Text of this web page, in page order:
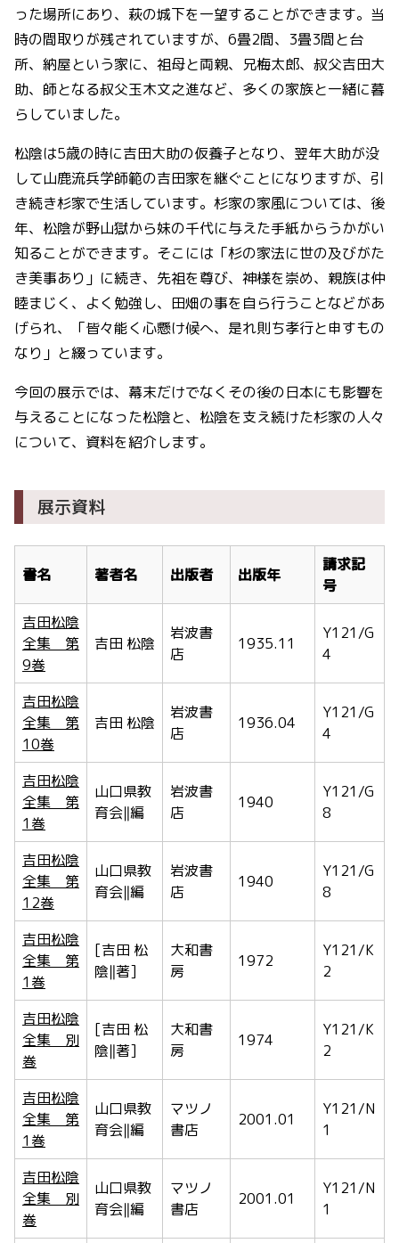
った場所にあり、萩の城下を一望することができます。当
時の間取りが残されていますが、6畳2間、3畳3間と台
所、納屋という家に、祖母と両親、兄梅太郎、叔父吉田大
助、師となる叔父玉木文之進など、多くの家族と一緒に暮
らしていました。
松陰は5歳の時に吉田大助の仮養子となり、翌年大助が没
して山鹿流兵学師範の吉田家を継ぐことになりますが、引
き続き杉家で生活しています。杉家の家風については、後
年、松陰が野山獄から妹の千代に与えた手紙からうかがい
知ることができます。そこには「杉の家法に世の及びがた
き美事あり」に続き、先祖を尊び、神様を崇め、親族は仲
睦まじく、よく勉強し、田畑の事を自ら行うことなどがあ
げられ、「皆々能く心懸け候へ、是れ則ち孝行と申すもの
なり」と綴っています。
今回の展示では、幕末だけでなくその後の日本にも影響を
与えることになった松陰と、松陰を支え続けた杉家の人々
について、資料を紹介します。
展示資料
書名 著者名 出版者 出版年
請求記
号
吉田松陰
全集 第
9巻
吉田 松陰
岩波書
店
1935.11
Y121/G
4
吉田松陰
全集 第
10巻
吉田 松陰
岩波書
店
1936.04
Y121/G
4
吉田松陰
全集 第
1巻
山口県教
育会‖編
岩波書
店
1940
Y121/G
8
吉田松陰
全集 第
12巻
山口県教
育会‖編
岩波書
店
1940
Y121/G
8
吉田松陰
全集 第
1巻
[吉田 松
陰‖著]
大和書
房
1972
Y121/K
2
吉田松陰
全集 別
巻
[吉田 松
陰‖著]
大和書
房
1974
Y121/K
2
吉田松陰
全集 第
1巻
山口県教
育会‖編
マツノ
書店
2001.01
Y121/N
1
吉田松陰
全集 別
巻
山口県教
育会‖編
マツノ
書店
2001.01
Y121/N
1